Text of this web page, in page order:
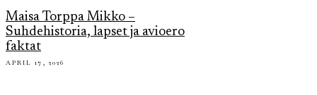
Maisa Torppa Mikko –
Suhdehistoria, lapset ja avioero
faktat
APRIL 17, 2026